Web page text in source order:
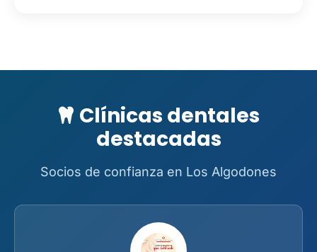
Clínicas dentales
destacadas
Socios de confianza en Los Algodones